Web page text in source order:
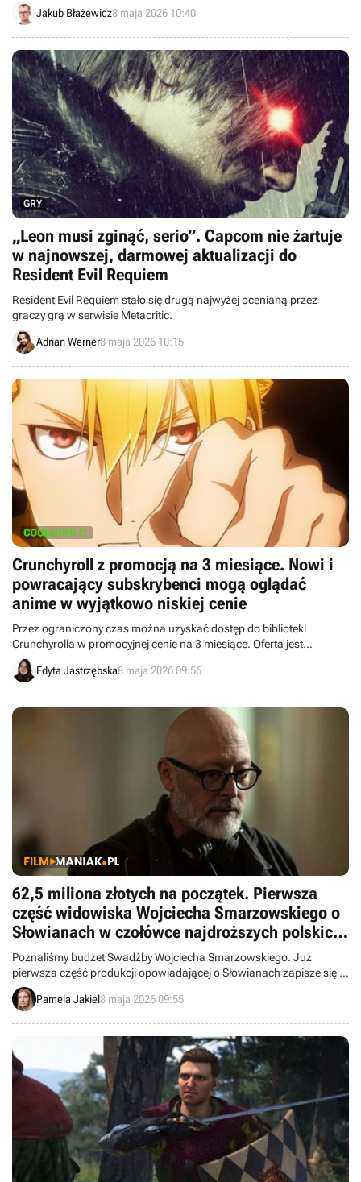
Jakub Błażewicz8 maja 2026 10:40
GRY
„Leon musi zginąć, serio”. Capcom nie żartuje
w najnowszej, darmowej aktualizacji do
Resident Evil Requiem
Resident Evil Requiem stało się drugą najwyżej ocenianą przez
graczy grą w serwisie Metacritic.
Adrian Werner8 maja 2026 10:15
Crunchyroll z promocją na 3 miesiące. Nowi i
powracający subskrybenci mogą oglądać
anime w wyjątkowo niskiej cenie
Przez ograniczony czas można uzyskać dostęp do biblioteki
Crunchyrolla w promocyjnej cenie na 3 miesiące. Oferta jest
dostępna dla wybranych powracających subskrybentów oraz
nowych użytkowników.
Edyta Jastrzębska8 maja 2026 09:56
62,5 miliona złotych na początek. Pierwsza
część widowiska Wojciecha Smarzowskiego o
Słowianach w czołówce najdroższych polskich
filmów w historii
Poznaliśmy budżet Swadźby Wojciecha Smarzowskiego. Już
pierwsza część produkcji opowiadającej o Słowianach zapisze się w
historii polskiego kina jako jeden z najdroższych filmów.
Pamela Jakiel8 maja 2026 09:55